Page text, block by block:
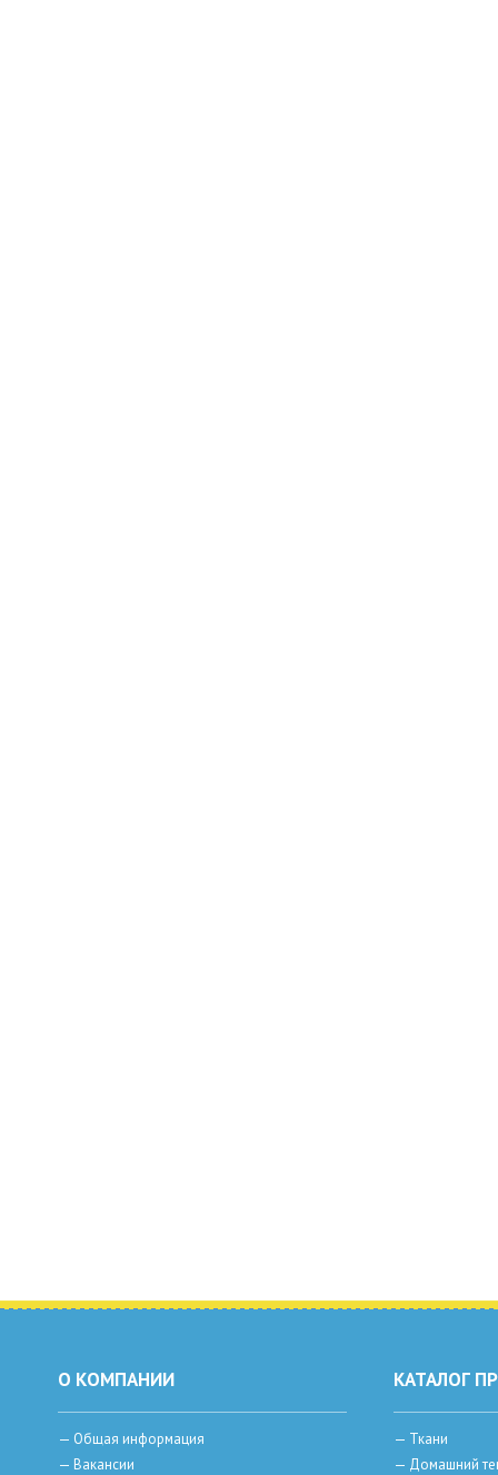
О КОМПАНИИ
— Общая информация
— Вакансии
КАТАЛОГ
— Ткани
— Домашний